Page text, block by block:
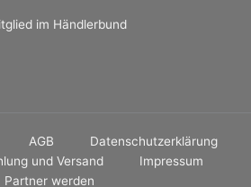
AGB
Datenschutzerklärung
und Versand
Impressum
Partner werden